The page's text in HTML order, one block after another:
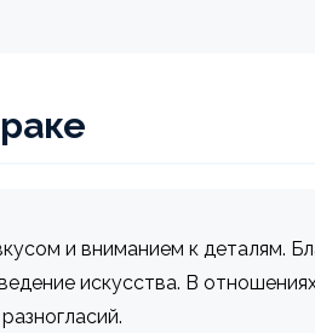
и вниманием к деталям.
искусства. В